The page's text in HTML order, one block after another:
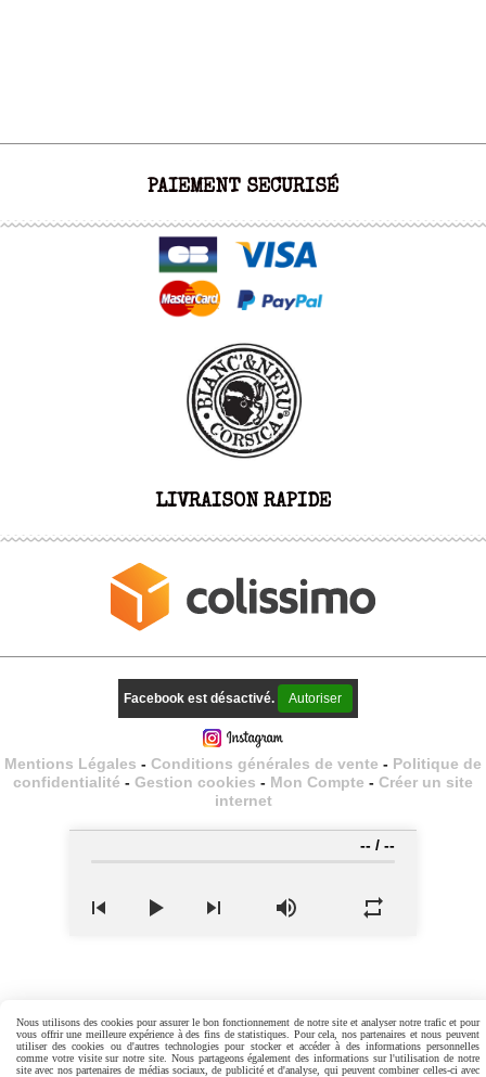
PAIEMENT SECURISÉ
LIVRAISON RAPIDE
Facebook est désactivé. Autoriser
Mentions Légales Conditions générales de vente
Politique de
confidentialité
Gestion cookies Mon Compte
Créer un site
internet
-- / --
Nous utilisons des cookies pour assurer le bon fonctionnement de notre site et analyser notre trafic et pour
vous offrir une meilleure expérience à des fins de statistiques. Pour cela, nos partenaires et nous peuvent
utiliser des cookies ou d'autres technologies pour stocker et accéder à des informations personnelles
comme votre visite sur notre site. Nous partageons également des informations sur l'utilisation de notre
site avec nos partenaires de médias sociaux, de publicité et d'analyse, qui peuvent combiner celles-ci avec